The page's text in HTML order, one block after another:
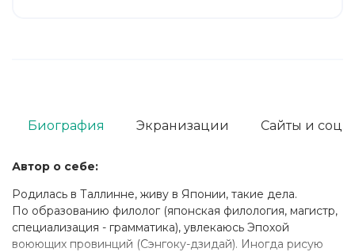
Автор о себе:
Родилась в Таллинне, живу в Японии, такие дела.
По образованию филолог (японская филология, магистр,
специализация - грамматика), увлекаюсь Эпохой
воюющих провинций (Сэнгоку-дзидай). Иногда рисую
Биография Экранизации Сайты и соц.